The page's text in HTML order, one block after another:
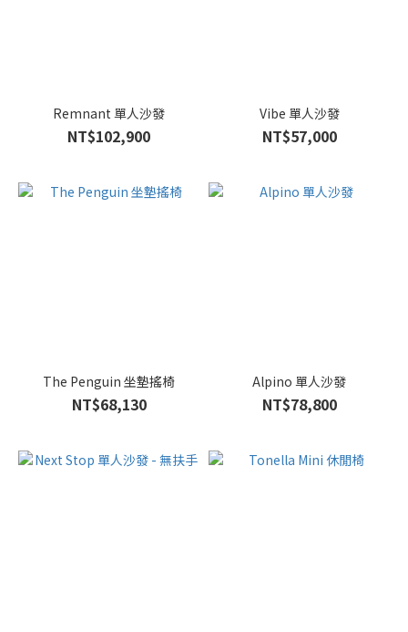
Remnant 單人沙發
NT$102,900
Vibe 單人沙發
NT$57,000
The Penguin 坐墊搖椅
NT$68,130
Alpino 單人沙發
NT$78,800